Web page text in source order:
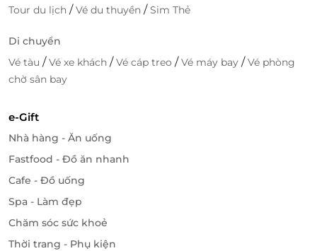
Tour du lịch /Vé du thuyền /Sim Thẻ
Di chuyển
Vé tàu /Vé xe khách /Vé cáp treo /Vé máy bay /Vé phòng
chờ sân bay
e-Gift
Nhà hàng - Ăn uống
Fastfood - Đồ ăn nhanh
Cafe - Đồ uống
Spa - Làm đẹp
Chăm sóc sức khoẻ
Thời trang - Phụ kiện